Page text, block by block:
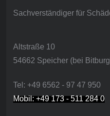
Sachverständiger für
Altstraße 10
54662 Speicher (bei
Tel: +49 6562 - 97 47 950
Mobil: +49 173 - 511 284 0